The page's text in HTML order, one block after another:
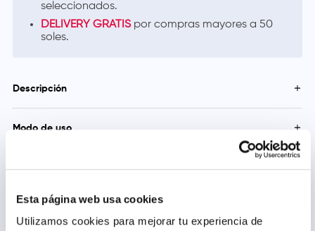
Esta página web usa cookies
Utilizamos cookies para mejorar tu experiencia de
seleccionados.
DELIVERY GRATISpor compras mayores a 50
soles.
Descripción
cultivada y producida en el Perú. La Stevia es una planta muy
dulce en sus hojas debido a su alto contenido de glucósidos
llamado esteviosidos, que es más dulce que la sacarosa.
Modo de uso
Se puede consumir en preparados de productos alimenticios o
Precauciones y Contraindicaciones
Mantener el envase cerrado, guardar en un lugar fresco y seco
a temperatura ambiente, protegido de la luz solar.